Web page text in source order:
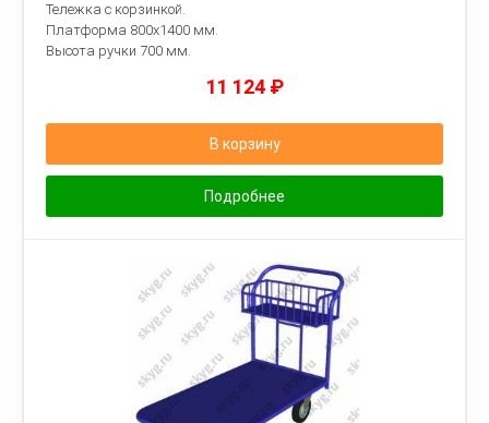
Тележка с корзинкой.
Платформа 800х1400 мм.
Высота ручки 700 мм.
11 124 ₽
В корзину
Подробнее